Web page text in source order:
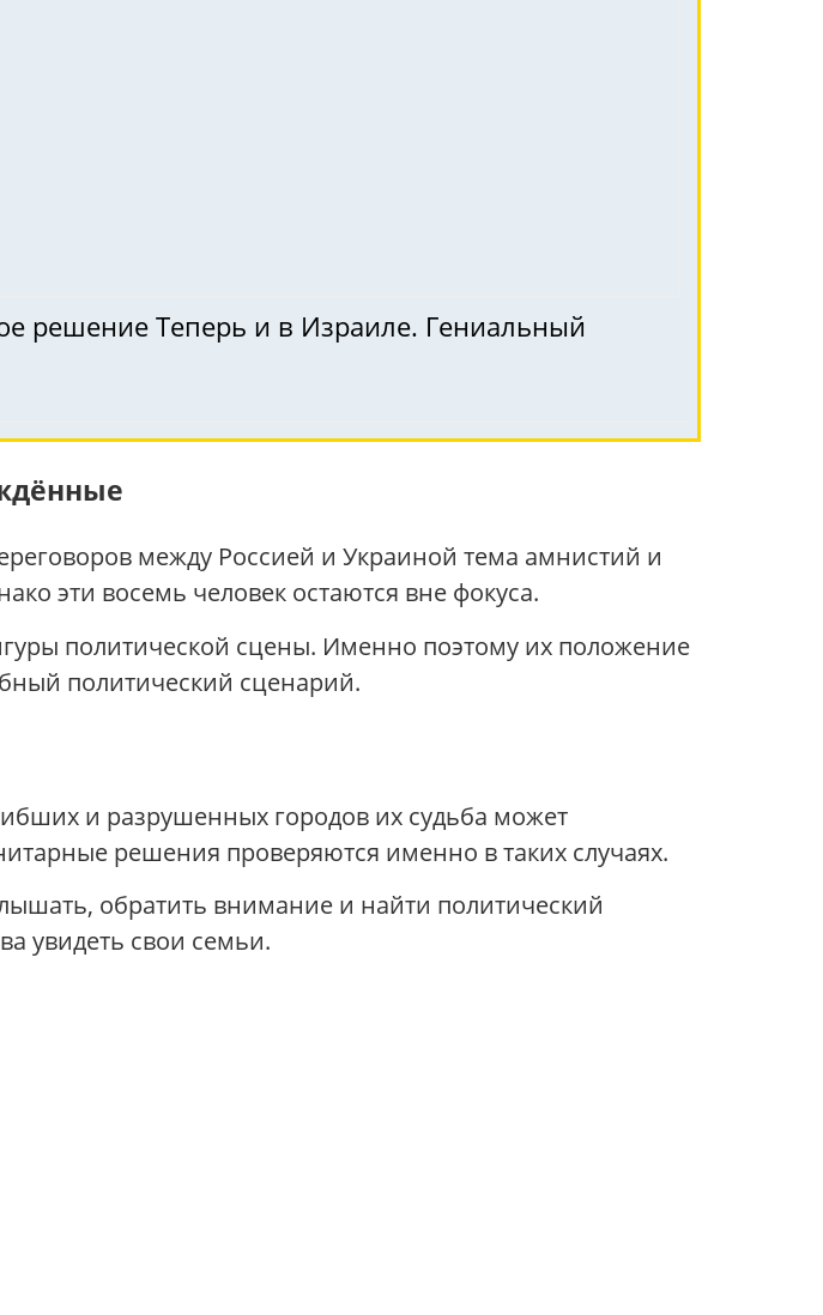
решение Теперь и в Израиле. Гениальный
между Россией и Украиной тема амнистий и
эти восемь человек остаются вне фокуса.
политической сцены. Именно поэтому их положение
политический сценарий.
и разрушенных городов их судьба может
решения проверяются именно в таких случаях.
обратить внимание и найти политический
увидеть свои семьи.